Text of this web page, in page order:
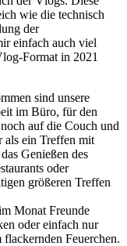
wie die technisch
der
einfach auch viel
Format in 2021
sind unsere
im Büro, für den
auf die Couch und
als ein Treffen mit
Genießen des
oder
größeren Treffen
Monat Freunde
oder einfach nur
Feuerchen.